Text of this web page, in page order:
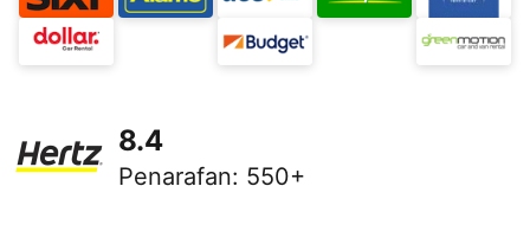
8.4
Penarafan: 550+